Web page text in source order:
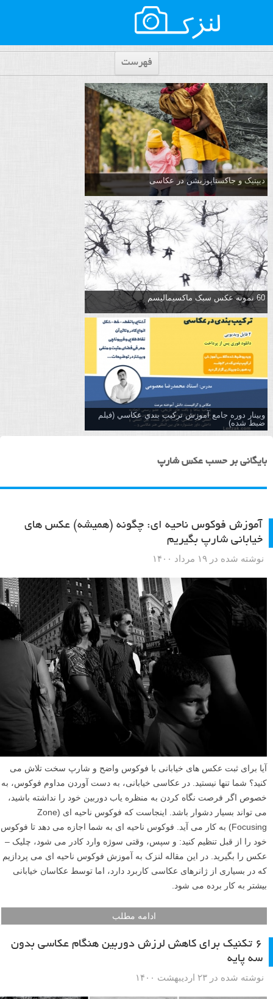
فهرست
دیپتیک و جاکستا‌پوزیشن در عکاسی
60 نمونه عکس سبک ماکسیمالیسم
وبینار دوره جامع آموزش تركيب بندي عكاسي (فیلم
ضبط شده)
بایگانی بر حسب عکس شارپ
آموزش فوکوس ناحیه ای: چگونه (همیشه) عکس های
خیابانی شارپ بگیریم
نوشته شده در ۱۹ مرداد ۱۴۰۰
آیا برای ثبت عکس های خیابانی با فوکوس واضح و شارپ سخت تلاش می
کنید؟ شما تنها نیستید. در عکاسی خیابانی، به دست آوردن مداوم فوکوس، به
خصوص اگر فرصت نگاه کردن به منظره یاب دوربین خود را نداشته باشید،
می تواند بسیار دشوار باشد. اینجاست که فوکوس ناحیه ای (Zone
Focusing) به کار می آید. فوکوس ناحیه ای به شما اجازه می دهد تا فوکوس
خود را از قبل تنظیم کنید: و سپس، وقتی سوژه وارد کادر می شود، چلیک –
عکس را بگیرید. در این مقاله لنزک به آموزش فوکوس ناحیه ای می پردازیم
که در بسیاری از ژانرهای عکاسی کاربرد دارد، اما توسط عکاسان خیابانی
بیشتر به کار برده می شود.
ادامه مطلب
۶ تکنیک برای کاهش لرزش دوربین هنگام عکاسی بدون
سه پایه
نوشته شده در ۲۳ اردیبهشت ۱۴۰۰